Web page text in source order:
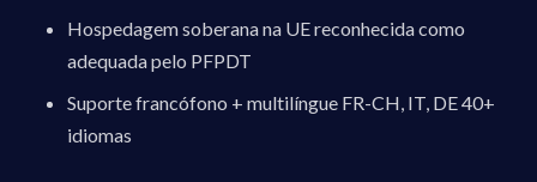
Hospedagem soberana na UE reconhecida como
adequada pelo PFPDT
Suporte francófono + multilíngue FR-CH, IT, DE 40+
idiomas